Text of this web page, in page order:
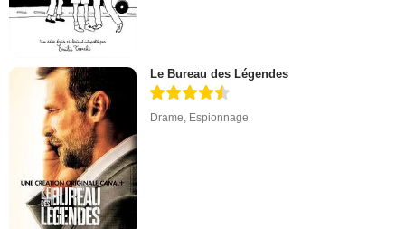
Le Bureau des Légendes
Drame, Espionnage